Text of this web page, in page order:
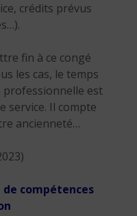
crédits prévus
fin à ce congé
les cas, le temps
professionnelle est
service. Il compte
ancienneté…
de compétences